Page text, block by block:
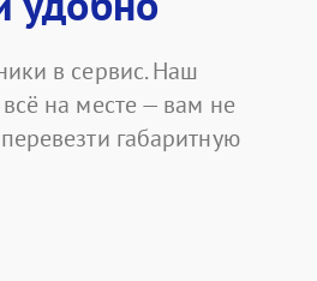
в сервис. Наш
на месте — вам не
габаритную